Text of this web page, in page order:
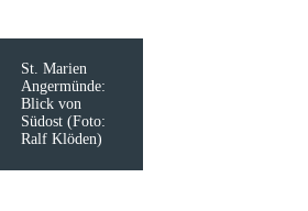
St. Marien
Angermünde:
Blick von
Südost (Foto:
Ralf Klöden)